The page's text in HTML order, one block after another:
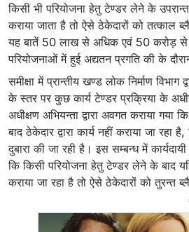
किसी भी परियोजना हेतु टेण्डर लेने के उपरान्त
कराया जाता है तो ऐसे ठेकेदारों को तत्काल
यह बातें 50 लाख से अधिक एवं 50 करोड़ से
परियोजनाओं में हुई अद्यतन प्रगति की के
समीक्षा में प्रान्तीय खण्ड लोक निर्माण विभाग
के स्तर पर कुछ कार्य टेण्डर प्रक्रिया के
अधीक्षण अभियन्ता द्वारा अवगत कराया
बाद ठेकेदार द्वारा कार्य नहीं कराया जा रहा
दुबारा की जा रही है। इस सम्बन्ध में
कि किसी परियोजना हेतु टेण्डर लेने के बाद यदि
कराया जा रहा है तो ऐसे ठेकेदारों को तुरन्त